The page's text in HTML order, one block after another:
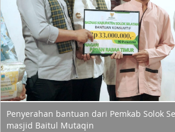
Penyerahan bantuan dari Pemkab Solok
masjid Baitul Mutaqin